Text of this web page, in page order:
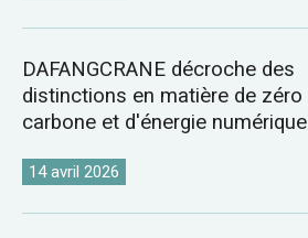
DAFANGCRANE décroche des
distinctions en matière de zéro
carbone et d'énergie numérique
14 avril 2026